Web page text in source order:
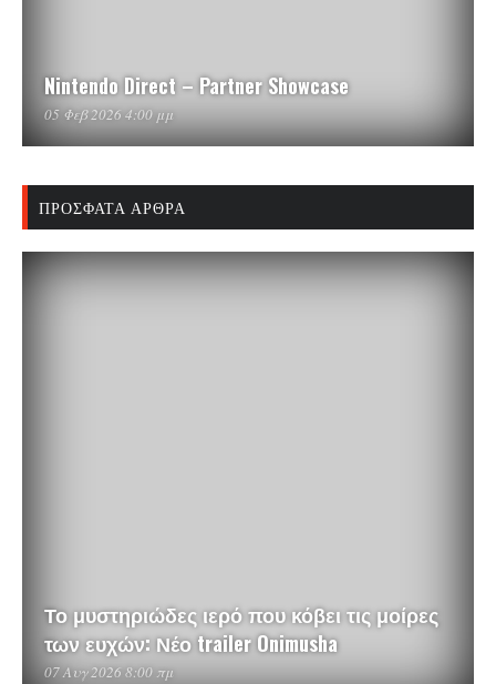
Nintendo Direct – Partner Showcase
05 Φεβ 2026 4:00 μμ
ΠΡΌΣΦΑΤΑ ΆΡΘΡΑ
Το μυστηριώδες ιερό που κόβει τις μοίρες
των ευχών: Νέο trailer Onimusha
07 Αυγ 2026 8:00 πμ